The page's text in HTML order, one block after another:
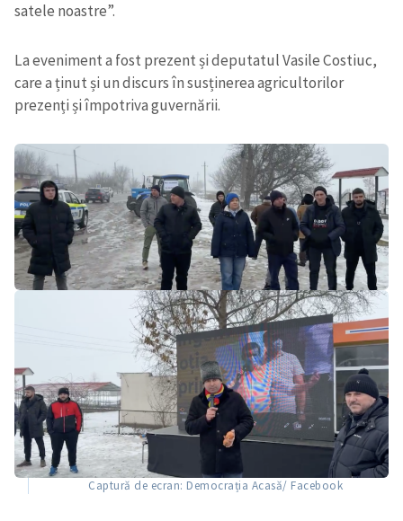
satele noastre”.
La eveniment a fost prezent și deputatul Vasile Costiuc,
care a ținut și un discurs în susținerea agricultorilor
prezenți și împotriva guvernării.
Captură de ecran: Democrația Acasă/ Facebook